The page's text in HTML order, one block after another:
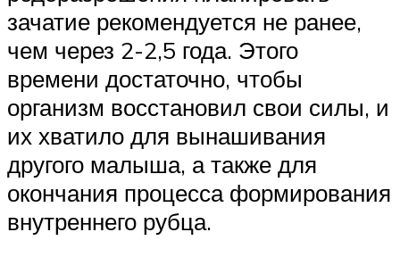
зачатие рекомендуется не ранее,
чем через 2-2,5 года. Этого
времени достаточно, чтобы
организм восстановил свои силы, и
их хватило для вынашивания
другого малыша, а также для
окончания процесса формирования
внутреннего рубца.